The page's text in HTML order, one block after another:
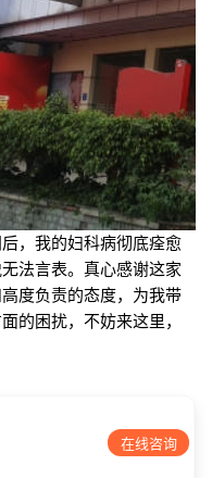
，我的妇科病彻底痊愈
法言表。真心感谢这家
度负责的态度，为我带
的困扰，不妨来这里，
在线咨询